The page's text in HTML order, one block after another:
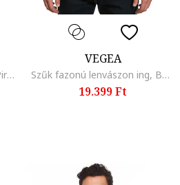
Normál fazonú pamuting, Piros/Fehér/Sötétkék
VEGEA
Szűk fazonú lenvászon ing, Barna
19.399 Ft